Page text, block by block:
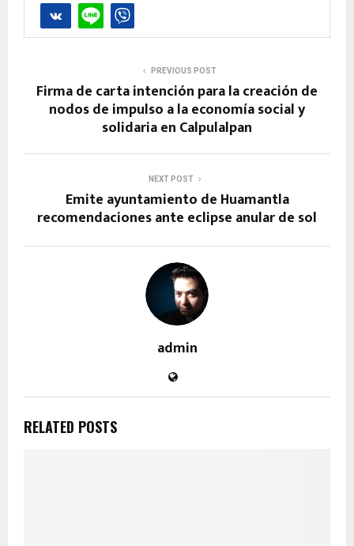
PREVIOUS POST
Firma de carta intención para la creación de
nodos de impulso a la economía social y
solidaria en Calpulalpan
NEXT POST
Emite ayuntamiento de Huamantla
recomendaciones ante eclipse anular de sol
admin
RELATED POSTS